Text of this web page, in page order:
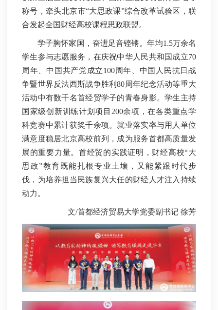
称号，牵头北京市“大思政课”综合改革试验区，联
合发起全国财经高校课程思政联盟。
学子胸怀家国，奋进足音铿锵。年均1.5万余名
学生参与志愿服务，在庆祝中华人民共和国成立70
周年、中国共产党成立100周年、中国人民抗日战
争暨世界反法西斯战争胜利80周年纪念活动等重大
活动中有数千名首经贸学子的青春身影。学生主持
国家级创新训练计划项目200余项，在各类重点学
科竞赛中累计获奖千余项。就业落实率与用人单位
满意度稳居北京高校前列，成为服务首都高质量发
展的重要力量。首经贸的实践证明，财经高校“大
思政”教育既能扎根专业土壤，又能紧跟时代步
伐，为培养担当民族复兴大任的财经人才注入持续
动力。
文/首都经济贸易大学党委副书记 徐芳